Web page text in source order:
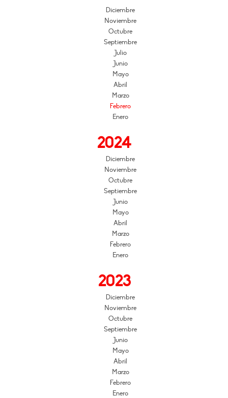
Diciembre
Noviembre
Octubre
Septiembre
Julio
Junio
Mayo
Abril
Marzo
Febrero
Enero
2024
Diciembre
Noviembre
Octubre
Septiembre
Junio
Mayo
Abril
Marzo
Febrero
Enero
2023
Diciembre
Noviembre
Octubre
Septiembre
Junio
Mayo
Abril
Marzo
Febrero
Enero